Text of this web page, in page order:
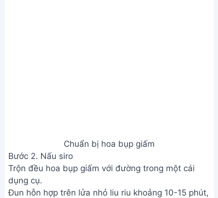
Chuẩn bị hoa bụp giấm
Bước 2. Nấu siro
Trộn đều hoa bụp giấm với đường trong một cái
dụng cụ.
Đun hỗn hợp trên lửa nhỏ liu riu khoảng 10-15 phút,